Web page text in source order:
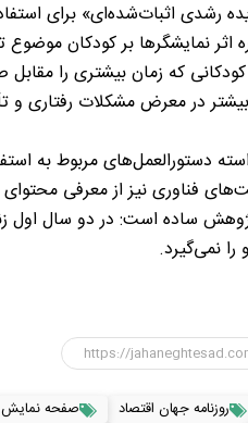
رشدی اثبات‌شده‌ای» برای
اثر نمایشگرها بر کودکان
که زمان بیشتری را
در معرض مشکلات رفتاری و
دستورالعمل‌های مربوط به
فناوری نیز از معرفی محتوای
پژوهش ساده است: در دو سال
نمی‌گیرد.
روزنامه جهان اقتصاد صفحه نمایش